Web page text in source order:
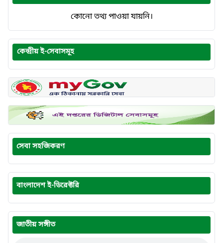
কোনো তথ্য পাওয়া যায়নি।
কেন্দ্রীয় ই-সেবাসমূহ
সেবা সহজিকরণ
বাংলাদেশ ই-ডিরেক্টরি
জাতীয় সঙ্গীত